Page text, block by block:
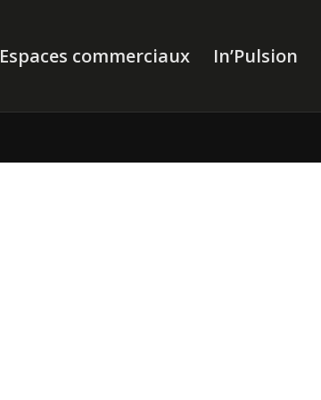
Espaces commerciaux In’Pulsion